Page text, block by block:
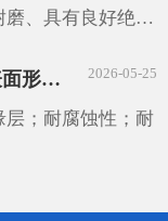
、具有良好绝缘
要的技术支持。
2026-05-25
摘要阳极氧化是一种在金属表面形成一层坚硬、耐磨和具有良好绝缘性的膜的工艺。它通过将金属或合金置于电解液中，并在其表面施加电压来实现。这种技术广泛应用于汽车、航空、电子和建筑等领域。
层；耐腐蚀性；耐